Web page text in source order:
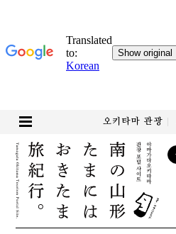
오키타마 관광